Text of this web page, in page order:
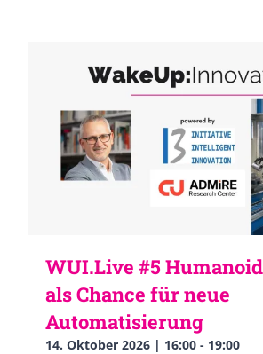
WUI.Live #5
als Chance für neue
Automatisierung
14. Oktober 2026 | 16:00 - 19:00